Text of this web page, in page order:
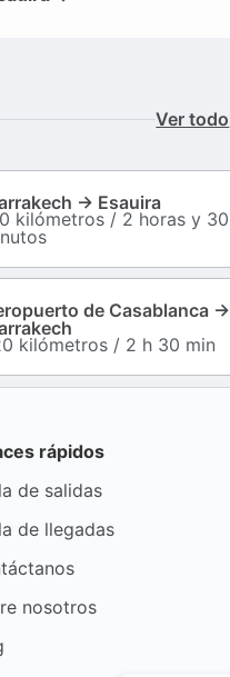
Ver todo
→ Esauira
kilómetros / 2 horas y 30
de Casablanca →
kilómetros / 2 h 30 min
rápidos
de salidas
de llegadas
nosotros